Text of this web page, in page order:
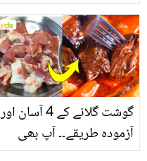
گوشت گلانے کے 4 آسان اور
آزمودہ طریقے۔۔ آپ بھی